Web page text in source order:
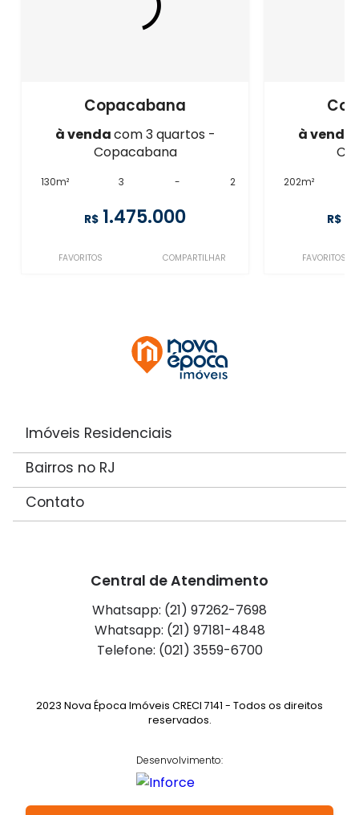
Copacabana
à vendacom 3 quartos -
Copacabana
130m² 3 - 2
R$ 1.475.000
FAVORITOS COMPARTILHAR
à venda
202m²
R$
FAVORITOS
Imóveis Residenciais
Bairros no RJ
Contato
Central de Atendimento
Whatsapp: (21) 97262-7698
Whatsapp: (21) 97181-4848
Telefone: (021) 3559-6700
2023 Nova Época Imóveis CRECI 7141 - Todos os direitos
reservados.
Desenvolvimento: